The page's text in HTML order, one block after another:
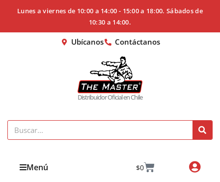
Lunes a viernes de 10:00 a 14:00 - 15:00 a 18:00. Sábados de
10:30 a 14:00.
Ubícanos Contáctanos
Distribuidor Oficial en Chile
Menú $0Cart